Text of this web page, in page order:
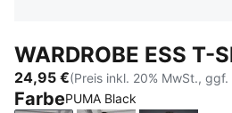
WARDROBE ESS T-
24,95 €(Preis inkl. 20% MwSt.,
FarbePUMA Black